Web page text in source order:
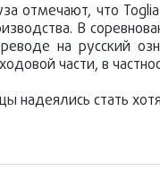
отмечают, что
В
на русский
части, в
надеялись стать